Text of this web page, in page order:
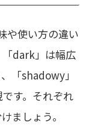
や使い方の違い
「dark」は幅広
「shadowy」
す。それぞれ
ましょう。